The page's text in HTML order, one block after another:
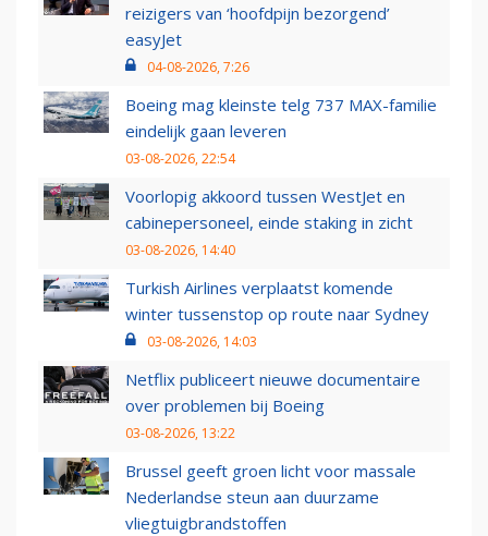
reizigers van ‘hoofdpijn bezorgend’
easyJet
04-08-2026, 7:26
Boeing mag kleinste telg 737 MAX-familie
eindelijk gaan leveren
03-08-2026, 22:54
Voorlopig akkoord tussen WestJet en
cabinepersoneel, einde staking in zicht
03-08-2026, 14:40
Turkish Airlines verplaatst komende
winter tussenstop op route naar Sydney
03-08-2026, 14:03
Netflix publiceert nieuwe documentaire
over problemen bij Boeing
03-08-2026, 13:22
Brussel geeft groen licht voor massale
Nederlandse steun aan duurzame
vliegtuigbrandstoffen